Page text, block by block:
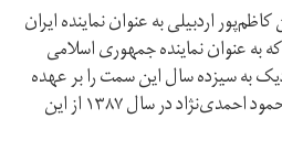
اردبیلی به عنوان نماینده ایران
۱۳۷۴ آغاز شد که به عنوان نماینده جمهوری اسلامی
به سیزده سال این سمت را بر عهده
داشت اما در اواخر دولت اول محمود احمدی‌نژاد در سال ۱۳۸۷ از این